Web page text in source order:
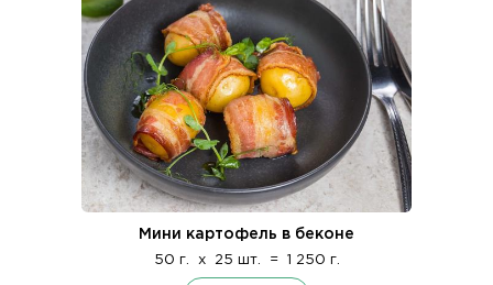
Мини картофель в беконе
50 г. x 25 шт. = 1 250 г.